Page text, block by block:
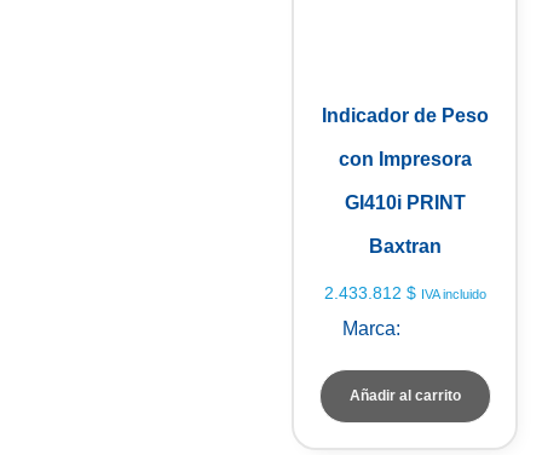
Indicador de Peso
con Impresora
GI410i PRINT
Baxtran
2.433.812 $ IVA incluido
Marca:
Añadir al carrito